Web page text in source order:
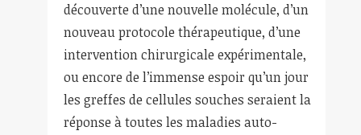
découverte d’une nouvelle molécule, d’un
nouveau protocole thérapeutique, d’une
intervention chirurgicale expérimentale,
ou encore de l’immense espoir qu’un jour
les greffes de cellules souches seraient la
réponse à toutes les maladies auto-